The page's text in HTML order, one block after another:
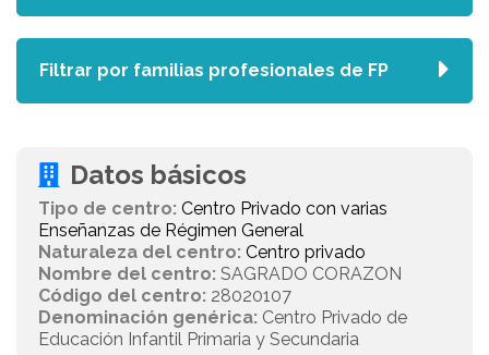
Datos básicos
Tipo de centro: Centro Privado con varias
Enseñanzas de Régimen General
Naturaleza del centro: Centro privado
Nombre del centro: SAGRADO CORAZON
Código del centro: 28020107
Denominación genérica: Centro Privado de
Educación Infantil Primaria y Secundaria
Filtrar por familias profesionales de FP